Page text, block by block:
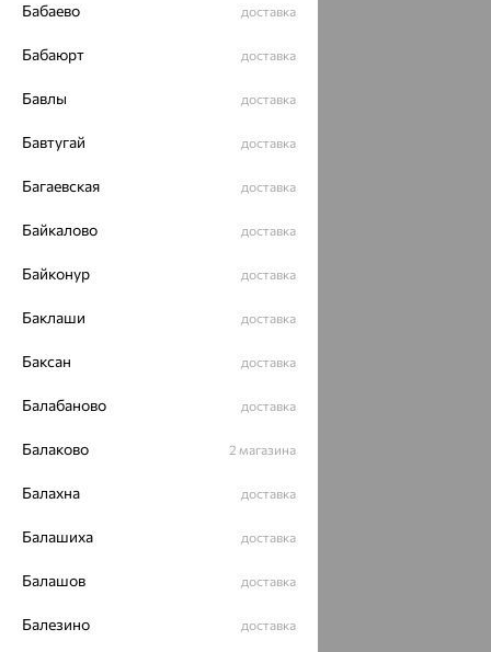
Бабаево доставка
Бабаюрт доставка
Бавлы доставка
Бавтугай доставка
Багаевская доставка
Байкалово доставка
Байконур доставка
Баклаши доставка
Баксан доставка
Балабаново доставка
Балаково 2 магазина
Балахна доставка
Балашиха доставка
Балашов доставка
Балезино доставка